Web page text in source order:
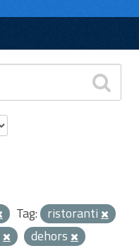
Tag: ristoranti
dehors